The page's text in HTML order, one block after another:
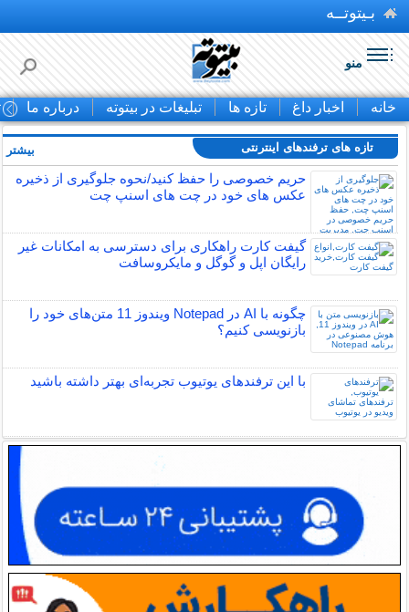
بـیتوتــه
منو
خانه اخبار داغ تازه ها تبلیغات در بیتوته درباره ما
تازه های ترفندهای اینترنتی
حریم خصوصی را حفظ کنید/نحوه جلوگیری از ذخیره
عکس های خود در چت های اسنپ چت
گیفت کارت راهکاری برای دسترسی به امکانات غیر
رایگان اپل و گوگل و مایکروسافت
چگونه با AI در Notepad ویندوز 11 متن‌های خود را
بازنویسی کنیم؟
با این ترفندهای یوتیوب تجربه‌ای بهتر داشته باشید
بیشتر